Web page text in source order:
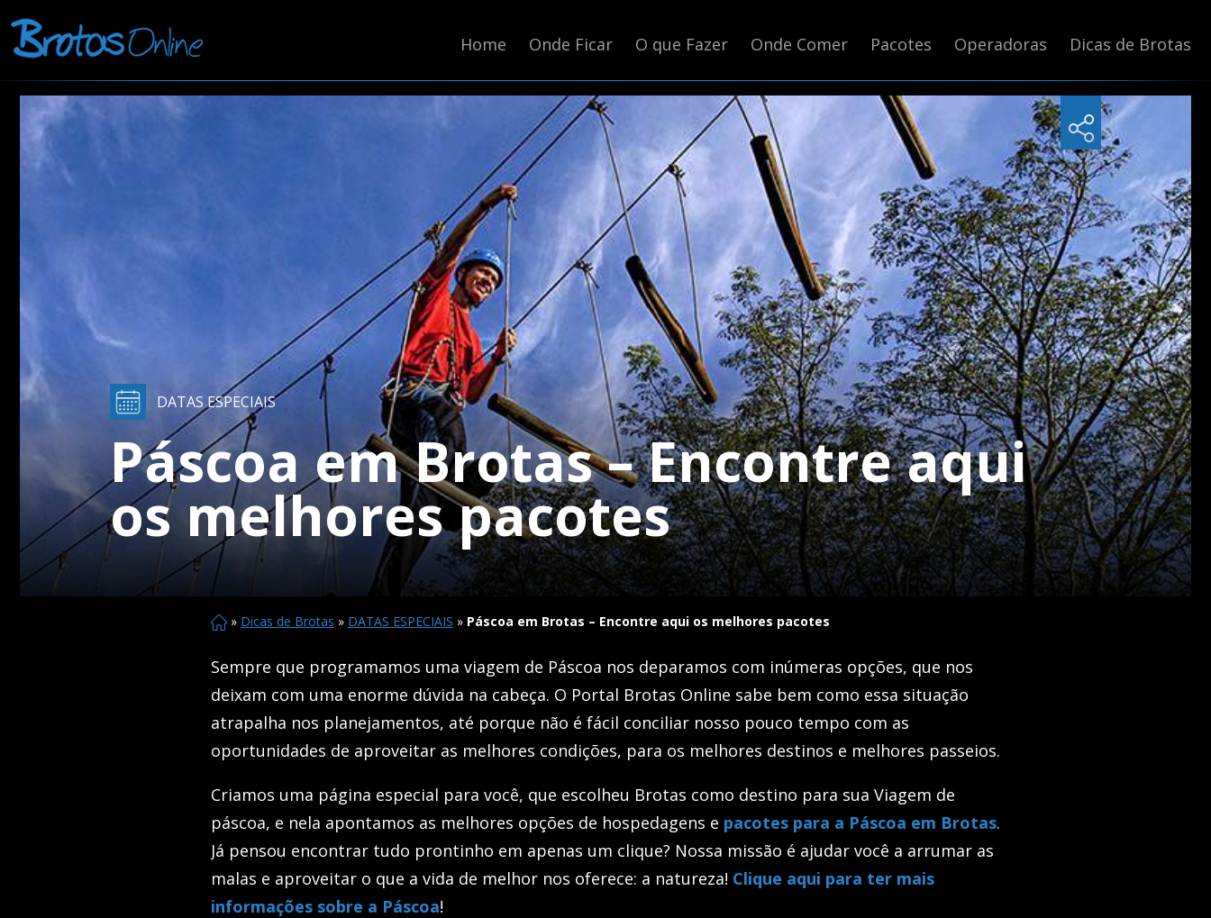
Home Onde Ficar O que Fazer Onde Comer Pacotes Operadoras Dicas de Brotas
DATAS ESPECIAIS
Páscoa em Brotas – Encontre aqui
os melhores pacotes
» Dicas de Brotas » DATAS ESPECIAIS » Páscoa em Brotas – Encontre aqui os melhores pacotes
Sempre que programamos uma viagem de Páscoa nos deparamos com inúmeras opções, que nos
deixam com uma enorme dúvida na cabeça. O Portal Brotas Online sabe bem como essa situação
atrapalha nos planejamentos, até porque não é fácil conciliar nosso pouco tempo com as
oportunidades de aproveitar as melhores condições, para os melhores destinos e melhores passeios.
Criamos uma página especial para você, que escolheu Brotas como destino para sua Viagem de
páscoa, e nela apontamos as melhores opções de hospedagens e pacotes para a Páscoa em Brotas.
Já pensou encontrar tudo prontinho em apenas um clique? Nossa missão é ajudar você a arrumar as
malas e aproveitar o que a vida de melhor nos oferece: a natureza! Clique aqui para ter mais
informações sobre a Páscoa!